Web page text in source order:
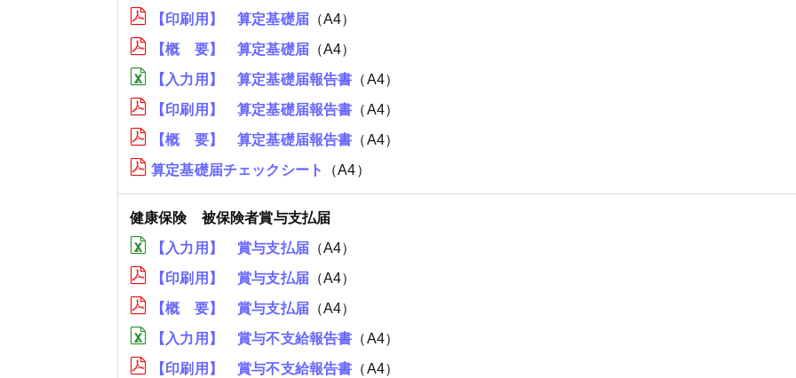
【印刷用】 算定基礎届（A4）
【概 要】 算定基礎届（A4）
【入力用】 算定基礎届報告書 （A4）
【印刷用】 算定基礎届報告書 （A4）
【概 要】 算定基礎届報告書 （A4）
算定基礎届チェックシート
（A4）
健康保険 被保険者賞与支払届
【入力用】 賞与支払届（A4）
【印刷用】 賞与支払届（A4）
【概 要】 賞与支払届（A4）
【入力用】 賞与不支給報告書 （A4）
【印刷用】 賞与不支給報告書 （A4）